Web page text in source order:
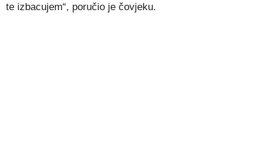
te izbacujem“, poručio je čovjeku.